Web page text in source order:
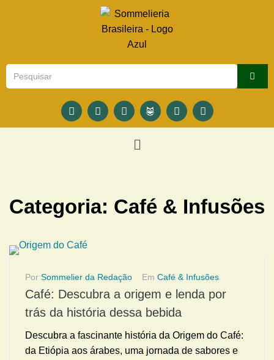
Categoria: Café & Infusões
Por Sommelier da Redação Em Café & Infusões
Café: Descubra a origem e lenda por
trás da história dessa bebida
Descubra a fascinante história da Origem do Café:
da Etiópia aos árabes, uma jornada de sabores e